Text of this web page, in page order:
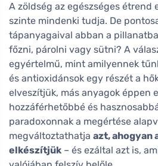
A zöldség az egészséges étrend
szinte mindenki tudja. De
tápanyagaival abban a
főzni, párolni vagy sütni? A
egyértelmű, mint amilyennek
és antioxidánsok egy részét a
elveszítjük, más anyagok éppen
hozzáférhetőbbé és
paradoxonnak a megértése
megváltoztathatja azt, ahogyan
elkészítjük – és ezáltal azt is,